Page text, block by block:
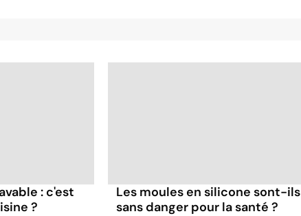
: c'est
?
Les moules en silicone sont-ils
sans danger pour la santé ?